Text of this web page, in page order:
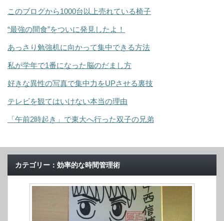
このブログから1000台以上売れている椅子
“最強の間食”をついに発見したよ！
あっさり勉強机に向かって集中できる方法
私が学年で1番になった脳のだまし方
好きな異性の写真で集中力をUPさせる裏技
テレビを観てはいけない本当の理由
「午前2時起き」で東大へ行った双子の兄弟
カテゴリー：効率的な時間管理術